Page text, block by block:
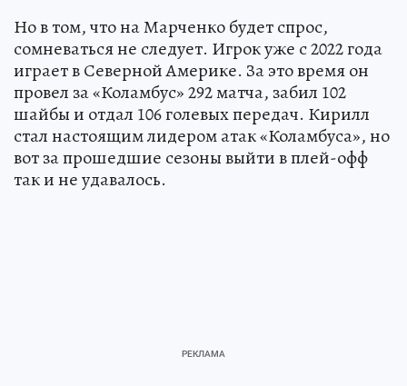
Но в том, что на Марченко будет спрос,
сомневаться не следует. Игрок уже с 2022 года
играет в Северной Америке. За это время он
провел за «Коламбус» 292 матча, забил 102
шайбы и отдал 106 голевых передач. Кирилл
стал настоящим лидером атак «Коламбуса», но
вот за прошедшие сезоны выйти в плей-офф
так и не удавалось.